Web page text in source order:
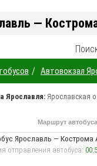
—
/ Автовокзал
Ярославля: Ярославская
Маршрут автобуса
Ярославль —Кострома
отправления автобуса: